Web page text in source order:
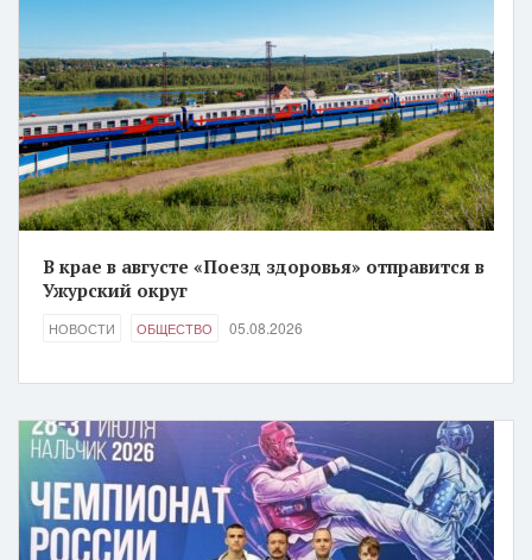
В крае в августе «Поезд здоровья» отправится в
Ужурский округ
НОВОСТИ ОБЩЕСТВО 05.08.2026